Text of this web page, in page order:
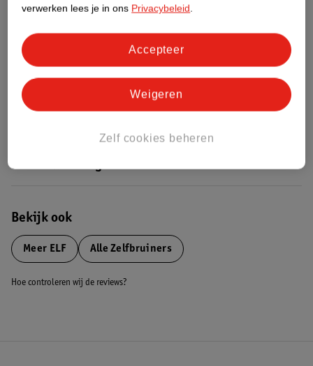
Etiketinformatie
Nature Impact Score
Dit product heeft (nog) geen Nature
Impact Score.
Meer informatie
Bestel & Bezorginformatie
Bekijk ook
Meer ELF Alle Zelfbruiners
Hoe controleren wij de reviews?
verwerken lees je in ons Privacybeleid.
Zelf cookies beheren
Weigeren
Accepteer